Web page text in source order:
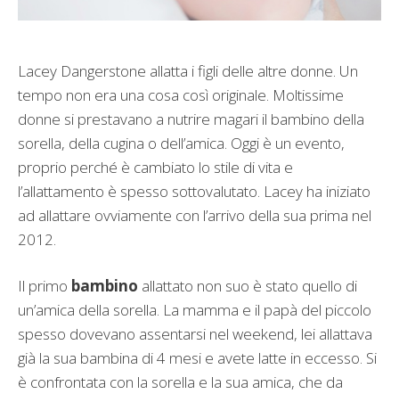
Lacey Dangerstone allatta i figli delle altre donne. Un
tempo non era una cosa così originale. Moltissime
donne si prestavano a nutrire magari il bambino della
sorella, della cugina o dell’amica. Oggi è un evento,
proprio perché è cambiato lo stile di vita e
l’allattamento è spesso sottovalutato. Lacey ha iniziato
ad allattare ovviamente con l’arrivo della sua prima nel
2012.
Il primo bambino allattato non suo è stato quello di
un’amica della sorella. La mamma e il papà del piccolo
spesso dovevano assentarsi nel weekend, lei allattava
già la sua bambina di 4 mesi e avete latte in eccesso. Si
è confrontata con la sorella e la sua amica, che da